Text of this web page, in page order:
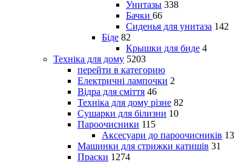
Унитазы 338
Бачки 66
Сиденья для унитаза 142
Біде 82
Крышки для биде 4
Техніка для дому 5203
перейти в категорию
Електричні лампочки 2
Відра для сміття 46
Техніка для дому різне 82
Сушарки для білизни 10
Пароочисники 115
Аксесуари до пароочисників 13
Машинки для стрижки катишів 31
Праски 1274